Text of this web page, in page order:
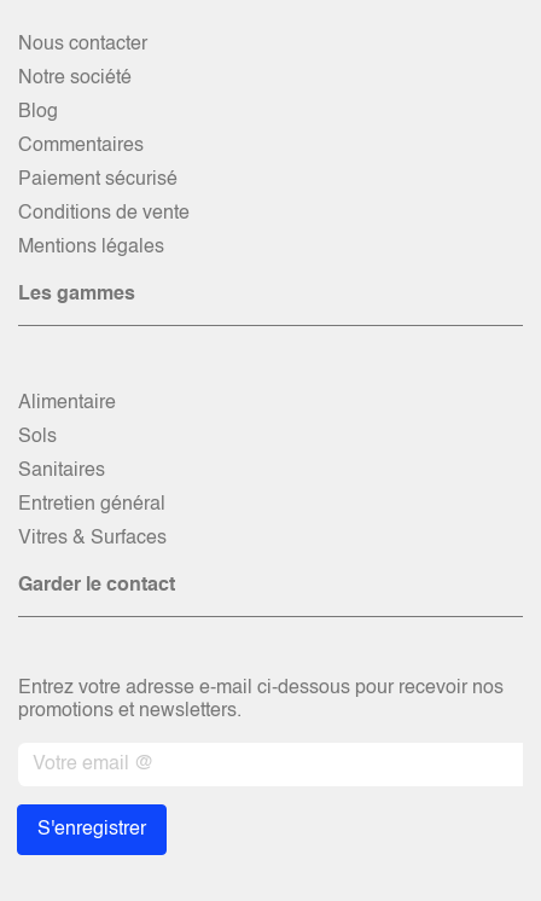
Nous contacter
Notre société
Blog
Commentaires
Paiement sécurisé
Conditions de vente
Mentions légales
Les gammes
Alimentaire
Sols
Sanitaires
Entretien général
Vitres & Surfaces
Garder le contact
Entrez votre adresse e-mail ci-dessous pour recevoir nos
promotions et newsletters.
S'enregistrer